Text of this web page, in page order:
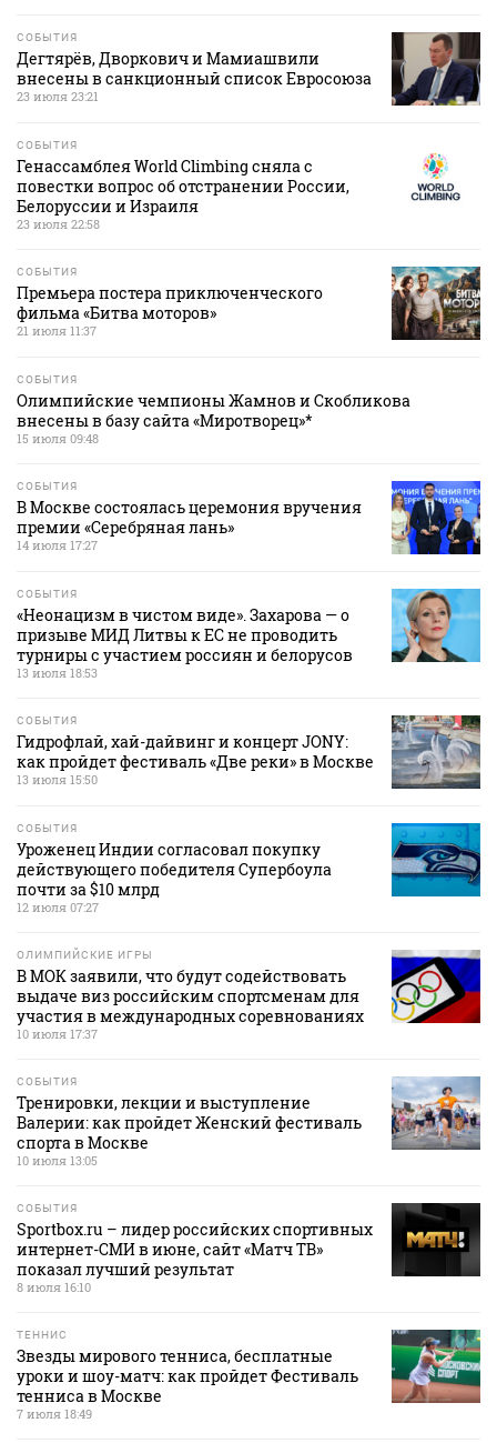
СОБЫТИЯ
Дегтярёв, Дворкович и Мамиашвили
внесены в санкционный список Евросоюза
23 июля 23:21
СОБЫТИЯ
Генассамблея World Climbing сняла с
повестки вопрос об отстранении России,
Белоруссии и Израиля
23 июля 22:58
СОБЫТИЯ
Премьера постера приключенческого
фильма «Битва моторов»
21 июля 11:37
СОБЫТИЯ
Олимпийские чемпионы Жамнов и Скобликова
внесены в базу сайта «Миротворец»*
15 июля 09:48
СОБЫТИЯ
В Москве состоялась церемония вручения
премии «Серебряная лань»
14 июля 17:27
СОБЫТИЯ
«Неонацизм в чистом виде». Захарова — о
призыве МИД Литвы к ЕС не проводить
турниры с участием россиян и белорусов
13 июля 18:53
СОБЫТИЯ
Гидрофлай, хай-дайвинг и концерт JONY:
как пройдет фестиваль «Две реки» в Москве
13 июля 15:50
СОБЫТИЯ
Уроженец Индии согласовал покупку
действующего победителя Супербоула
почти за $10 млрд
12 июля 07:27
ОЛИМПИЙСКИЕ ИГРЫ
В МОК заявили, что будут содействовать
выдаче виз российским спортсменам для
участия в международных соревнованиях
10 июля 17:37
СОБЫТИЯ
Тренировки, лекции и выступление
Валерии: как пройдет Женский фестиваль
спорта в Москве
10 июля 13:05
СОБЫТИЯ
Sportbox.ru – лидер российских спортивных
интернет-СМИ в июне, сайт «Матч ТВ»
показал лучший результат
8 июля 16:10
ТЕННИС
Звезды мирового тенниса, бесплатные
уроки и шоу-матч: как пройдет Фестиваль
тенниса в Москве
7 июля 18:49